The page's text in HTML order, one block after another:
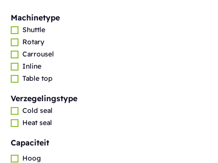
Machinetype
Shuttle
Rotary
Carrousel
Inline
Table top
Verzegelingstype
Cold seal
Heat seal
Capaciteit
Hoog